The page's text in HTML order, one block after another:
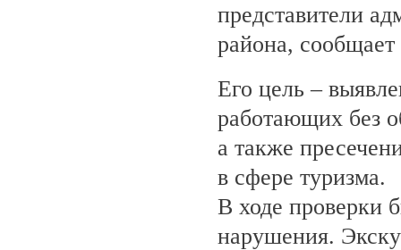
представители
района,
Его цель –
работающих без
а также
в сфере туризма.
В ходе проверки
нарушения.